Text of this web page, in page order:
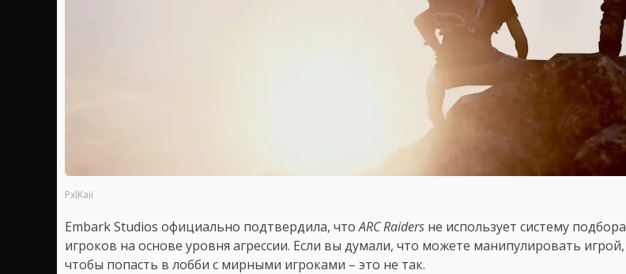
PxlKaii
Embark Studios официально подтвердила, чтоARC Raiders не использует систему подбора
игроков на основе уровня агрессии. Если вы думали, что можете манипулировать игрой,
чтобы попасть в лобби с мирными игроками – это не так.